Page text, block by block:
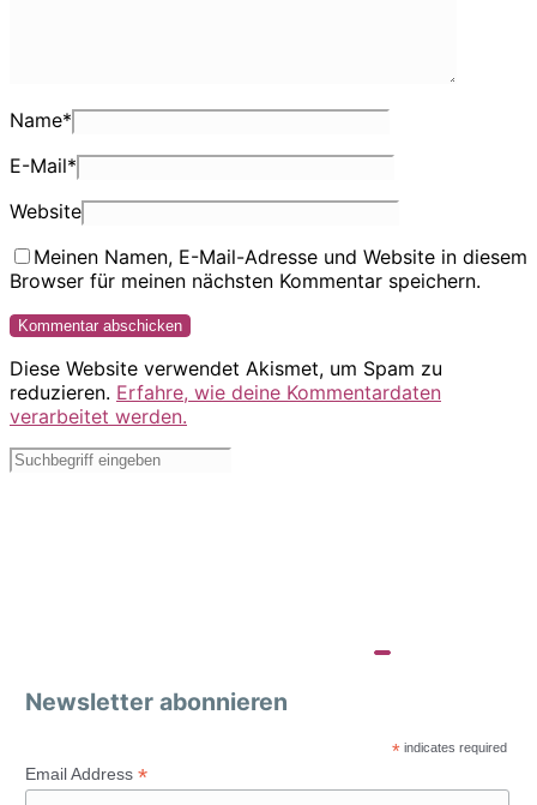
Name*
E-Mail*
Website
Meinen Namen, E-Mail-Adresse und Website in diesem
Browser für meinen nächsten Kommentar speichern.
Diese Website verwendet Akismet, um Spam zu
reduzieren. Erfahre, wie deine Kommentardaten
verarbeitet werden.
Newsletter abonnieren
* indicates required
Email Address *